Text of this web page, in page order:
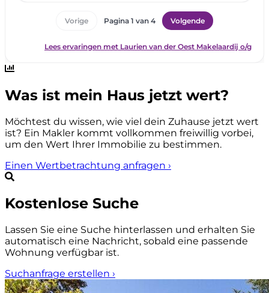
Was ist mein Haus jetzt wert?
Möchtest du wissen, wie viel dein Zuhause jetzt wert
ist? Ein Makler kommt vollkommen freiwillig vorbei,
um den Wert Ihrer Immobilie zu bestimmen.
Einen Wertbetrachtung anfragen ›
Kostenlose Suche
Lassen Sie eine Suche hinterlassen und erhalten Sie
automatisch eine Nachricht, sobald eine passende
Wohnung verfügbar ist.
Suchanfrage erstellen ›